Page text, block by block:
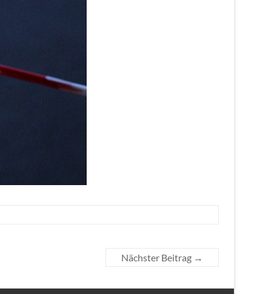
Nächster Beitrag →